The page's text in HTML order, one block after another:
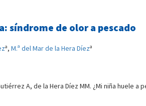
síndrome de olor a pescado
a, M.ª del Mar de la Hera Díeza
A, de la Hera Díez MM. ¿Mi niña huele